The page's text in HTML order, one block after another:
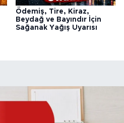
Ödemiş, Tire, Kiraz,
Beydağ ve Bayındır İçin
Sağanak Yağış Uyarısı